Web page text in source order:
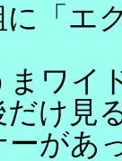
「エ
まワイ
だけ見
ーがあ